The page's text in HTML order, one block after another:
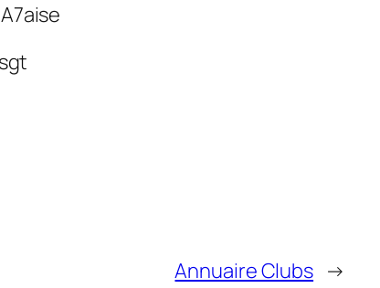
Annuaire Clubs →